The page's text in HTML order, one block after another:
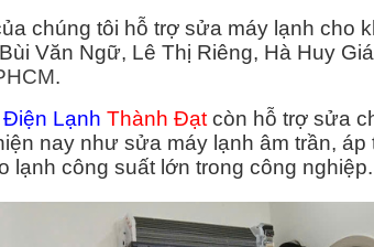
chúng tôi hỗ trợ sửa máy lạnh cho
Văn Ngữ, Lê Thị Riêng, Hà Huy
.
Điện Lạnh Thành Đạtcòn hỗ trợ sửa
nay như sửa máy lạnh âm trần,
lạnh công suất lớn trong công nghiệp.